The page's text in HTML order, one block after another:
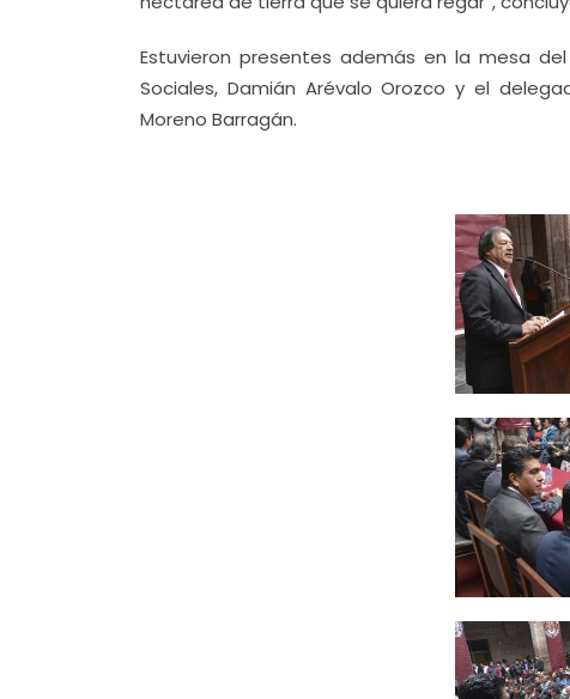
Estuvieron presentes además en la mesa
Sociales, Damián Arévalo Orozco y el
Moreno Barragán.